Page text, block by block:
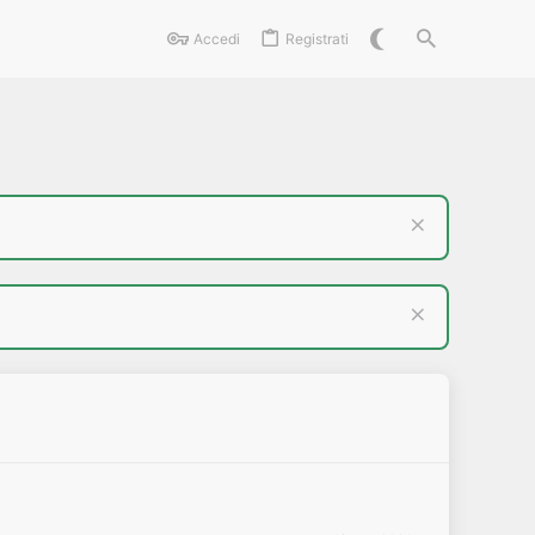
Accedi Registrati